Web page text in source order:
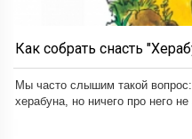
Как собрать снасть
Мы часто слышим такой
херабуна, но ничего про него